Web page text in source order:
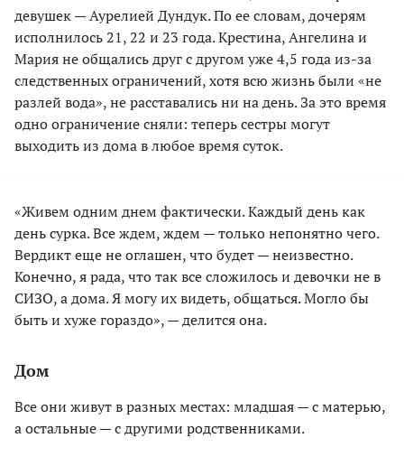
девушек — Аурелией Дундук. По ее словам, дочерям
исполнилось 21, 22 и 23 года. Крестина, Ангелина и
Мария не общались друг с другом уже 4,5 года из-за
следственных ограничений, хотя всю жизнь были «не
разлей вода», не расставались ни на день. За это время
одно ограничение сняли: теперь сестры могут
выходить из дома в любое время суток.
«Живем одним днем фактически. Каждый день как
день сурка. Все ждем, ждем — только непонятно чего.
Вердикт еще не оглашен, что будет — неизвестно.
Конечно, я рада, что так все сложилось и девочки не в
СИЗО, а дома. Я могу их видеть, общаться. Могло бы
быть и хуже гораздо», — делится она.
Дом
Все они живут в разных местах: младшая — с матерью,
а остальные — с другими родственниками.